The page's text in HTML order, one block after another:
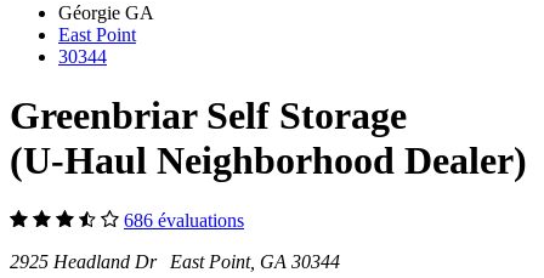
Géorgie GA
East Point
30344
Greenbriar Self Storage
(U-Haul Neighborhood Dealer)
686 évaluations
2925 Headland Dr East Point, GA 30344